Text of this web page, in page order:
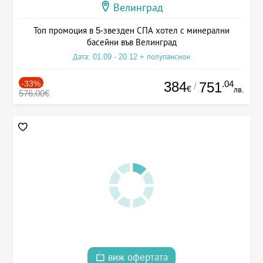
Велинград
Топ промоция в 5-звезден СПА хотел с минерални
басейни във Велинград
Дата: 01.09 - 20.12 + полупансион
-33%
576.00€ 384€ / 751.04
лв.
виж офертата